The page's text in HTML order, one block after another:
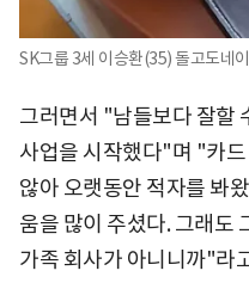
SK그룹 3세 이승환(35) 돌고도네
그러면서 "남들보다 잘할
사업을 시작했다"며 "카
않아 오랫동안 적자를 봐
움을 많이 주셨다. 그래도
가족 회사가 아니니까"라